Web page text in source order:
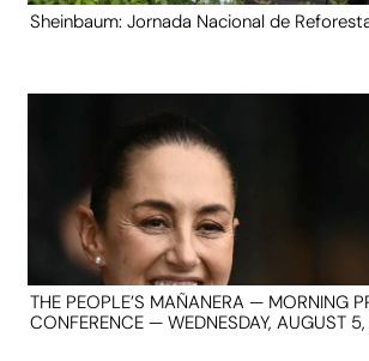
Sheinbaum: Jornada Nacional de
THE PEOPLE’S MAÑANERA — MORNING
CONFERENCE — WEDNESDAY, AUGUST